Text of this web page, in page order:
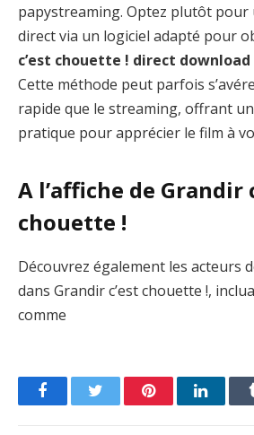
papystreaming. Optez plutôt
direct via un logiciel adapté pour
c’est chouette ! direct download
Cette méthode peut parfois
rapide que le streaming, offrant
pratique pour apprécier le film à
A l’affiche de Grandir
chouette !
Découvrez également les acteurs
dans Grandir c’est chouette !,
comme
FacebookTwitter Pinterest